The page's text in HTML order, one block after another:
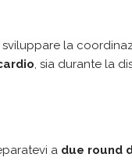
la
, sia durante la
a due round